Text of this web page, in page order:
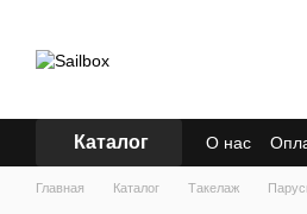
Каталог О нас
Главная Каталог Такелаж